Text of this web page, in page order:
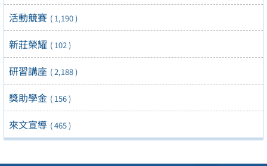
活動競賽 ( 1,190 )
新莊榮耀 ( 102 )
研習講座 ( 2,188 )
獎助學金 ( 156 )
來文宣導 ( 465 )